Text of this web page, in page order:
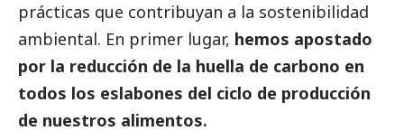
prácticas que contribuyan a la sostenibilidad
ambiental. En primer lugar, hemos apostado
por la reducción de la huella de carbono en
todos los eslabones del ciclo de producción
de nuestros alimentos.